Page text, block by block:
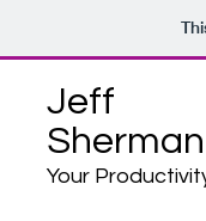
Jeff
Sherman
Your